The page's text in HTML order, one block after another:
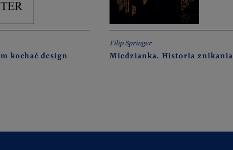
kochać design
Filip Springer
Miedzianka. Historia znikania